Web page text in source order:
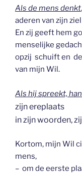
Als de mens denkt
aderen van zijn ziel
En zij geeft hem
menselijke
opzij schuift en
van mijn Wil.
Als hij spreekt,
zijn ereplaats
in zijn woorden,
Kortom, mijn Wil
mens,
– om de eerste